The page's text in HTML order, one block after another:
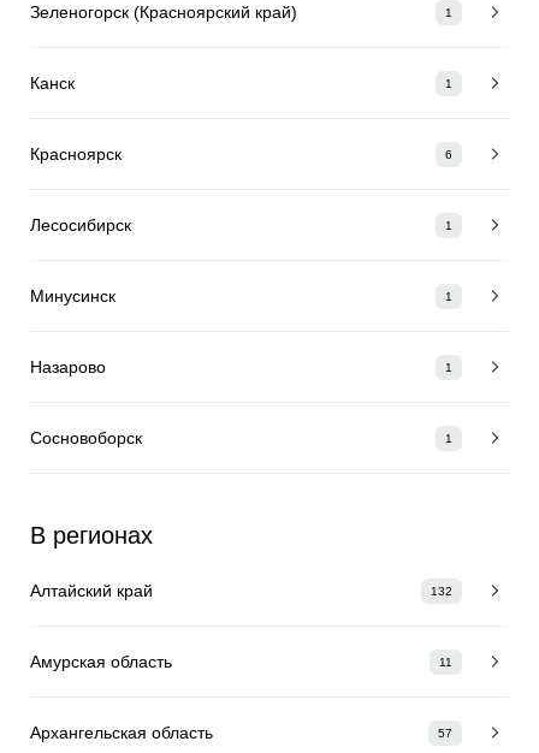
Зеленогорск (Красноярский край) 1
Канск 1
Красноярск 6
Лесосибирск 1
Минусинск 1
Назарово 1
Сосновоборск 1
В регионах
Алтайский край 132
Амурская область 11
Архангельская область 57